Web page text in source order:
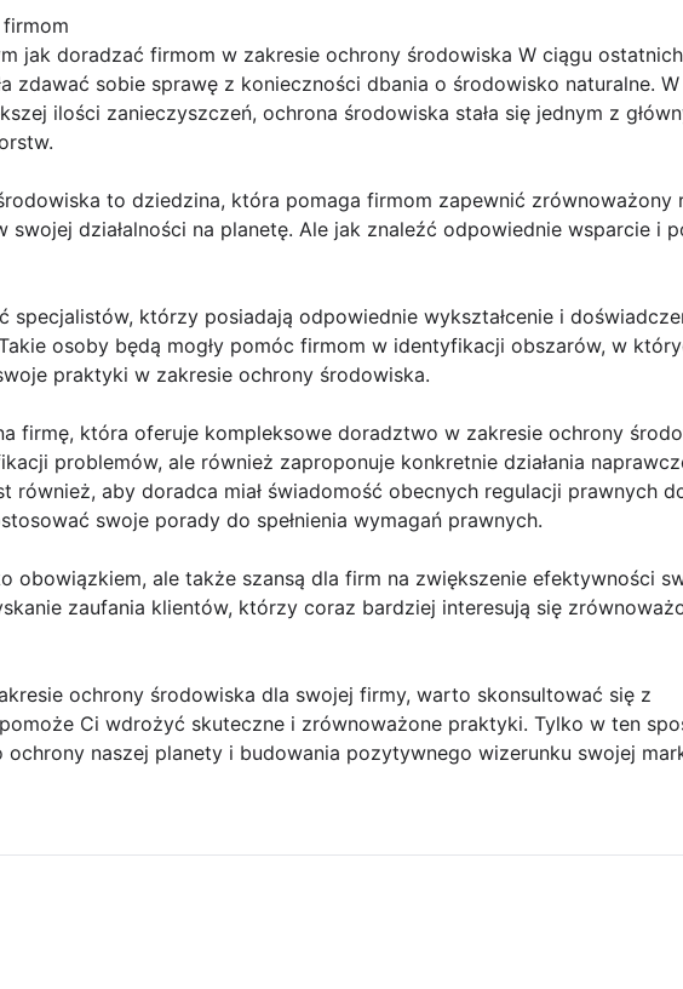
jak doradzać firmom w zakresie ochrony środowiska W ciągu
zdawać sobie sprawę z konieczności dbania o środowisko naturalne.
ilości zanieczyszczeń, ochrona środowiska stała się jednym z
to dziedzina, która pomaga firmom zapewnić zrównoważony
swojej działalności na planetę. Ale jak znaleźć odpowiednie wsparcie i
specjalistów, którzy posiadają odpowiednie wykształcenie i
osoby będą mogły pomóc firmom w identyfikacji obszarów, w
praktyki w zakresie ochrony środowiska.
firmę, która oferuje kompleksowe doradztwo w zakresie ochrony
problemów, ale również zaproponuje konkretnie działania
również, aby doradca miał świadomość obecnych regulacji prawnych
swoje porady do spełnienia wymagań prawnych.
obowiązkiem, ale także szansą dla firm na zwiększenie efektywności
zaufania klientów, którzy coraz bardziej interesują się
ochrony środowiska dla swojej firmy, warto skonsultować się z
Ci wdrożyć skuteczne i zrównoważone praktyki. Tylko w ten
ochrony naszej planety i budowania pozytywnego wizerunku swojej